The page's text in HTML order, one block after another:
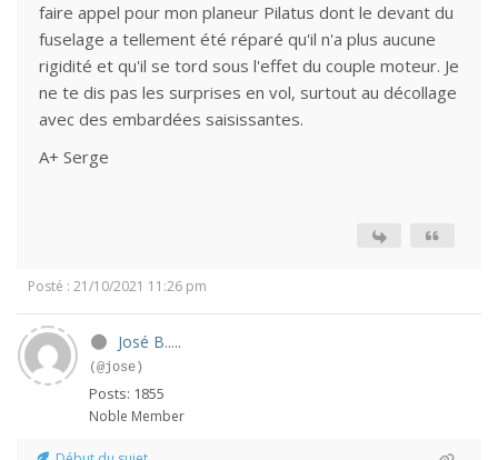
faire appel pour mon planeur Pilatus dont le devant du
fuselage a tellement été réparé qu'il n'a plus aucune
rigidité et qu'il se tord sous l'effet du couple moteur. Je
ne te dis pas les surprises en vol, surtout au décollage
avec des embardées saisissantes.
A+ Serge
Posté : 21/10/2021 11:26 pm
José B.....
(@jose)
Posts: 1855
Noble Member